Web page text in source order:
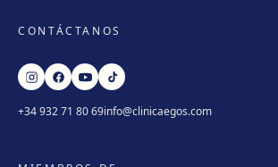
CONTÁCTANOS
+34 932 71 80 69info@clinicaegos.com